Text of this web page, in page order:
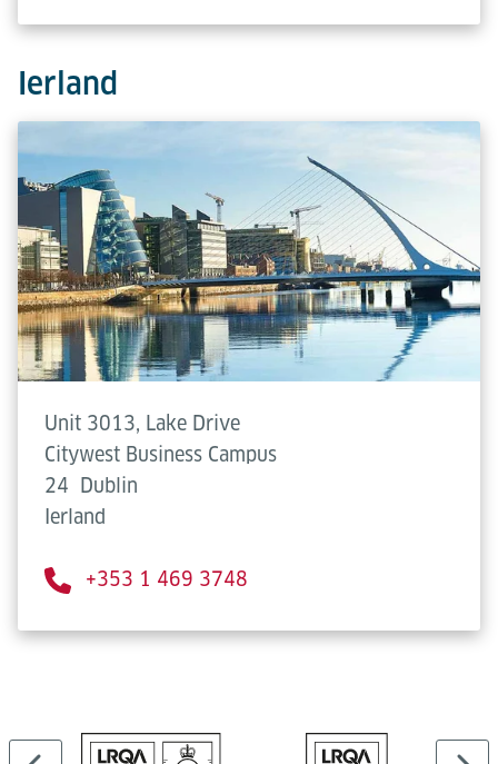
Ierland
Unit 3013, Lake Drive
Citywest Business Campus
24
Dublin
Ierland
+353 1 469 3748